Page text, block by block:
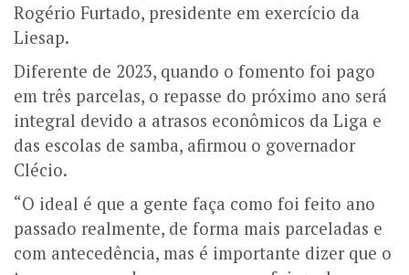
Rogério Furtado, presidente em exercício da
Liesap.
Diferente de 2023, quando o fomento foi pago
em três parcelas, o repasse do próximo ano será
integral devido a atrasos econômicos da Liga e
das escolas de samba, afirmou o governador
Clécio.
“O ideal é que a gente faça como foi feito ano
passado realmente, de forma mais parceladas e
com antecedência, mas é importante dizer que o